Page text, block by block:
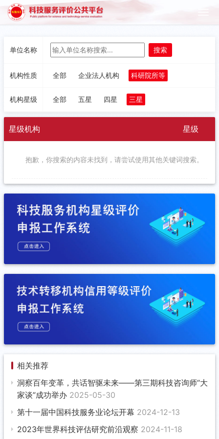
单位名称
机构性质 全部 企业法人机构 科研院所等
机构星级 全部 五星 四星 三星
星级机构 星级
抱歉，你搜索的内容未找到，请尝试使用其他关键词搜索。
相关推荐
洞察百年变革，共话智驱未来——第三期科技咨询师“大
家谈”成功举办 2025-05-30
第十一届中国科技服务业论坛开幕 2024-12-13
2023年世界科技评估研究前沿观察 2024-11-18